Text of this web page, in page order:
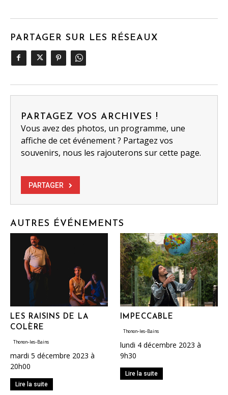
PARTAGER SUR LES RÉSEAUX
PARTAGEZ VOS ARCHIVES !
Vous avez des photos, un programme, une
affiche de cet événement ? Partagez vos
souvenirs, nous les rajouterons sur cette page.
PARTAGER
AUTRES ÉVÉNEMENTS
LES RAISINS DE LA
COLÈRE
Thonon-les-Bains
mardi 5 décembre 2023 à
20h00
Lire la suite
IMPECCABLE
Thonon-les-Bains
lundi 4 décembre 2023 à
9h30
Lire la suite